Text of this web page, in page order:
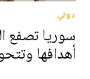
دولي
سوريا تصفع
أهدافها